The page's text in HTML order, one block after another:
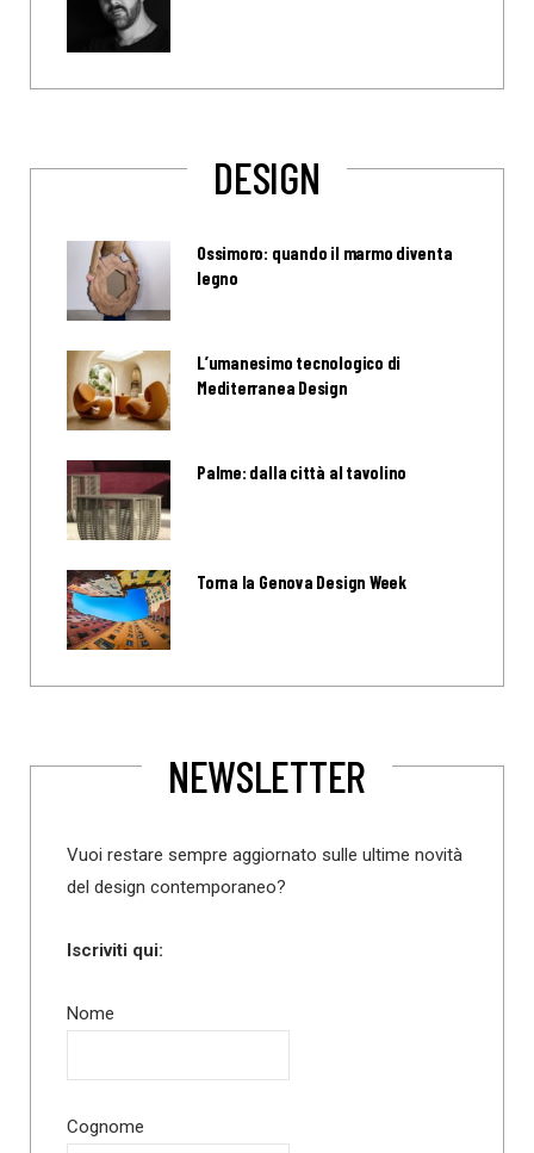
DESIGN
Ossimoro: quando il marmo diventa
legno
L’umanesimo tecnologico di
Mediterranea Design
Palme: dalla città al tavolino
Torna la Genova Design Week
NEWSLETTER
Vuoi restare sempre aggiornato sulle ultime novità
del design contemporaneo?
Iscriviti qui:
Nome
Cognome